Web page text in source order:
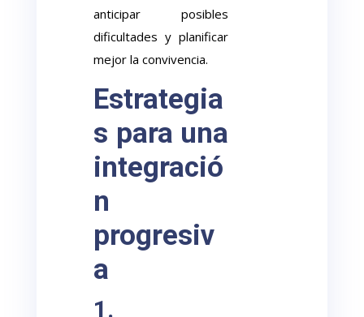
anticipar posibles
dificultades y planificar
mejor la convivencia.
Estrategia
s para una
integració
n
progresiv
a
1.